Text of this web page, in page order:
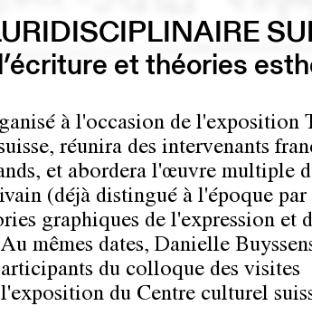
et théories
à l'occasion de l'exposition
réunira des intervenants
et abordera l'œuvre multiple
(déjà distingué à l'époque par
graphiques de l'expression et
mêmes dates, Danielle
du colloque des visites
du Centre culturel